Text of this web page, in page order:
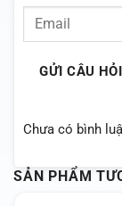
GỬI CÂU HỎI
Chưa có bình
SẢN PHẨM